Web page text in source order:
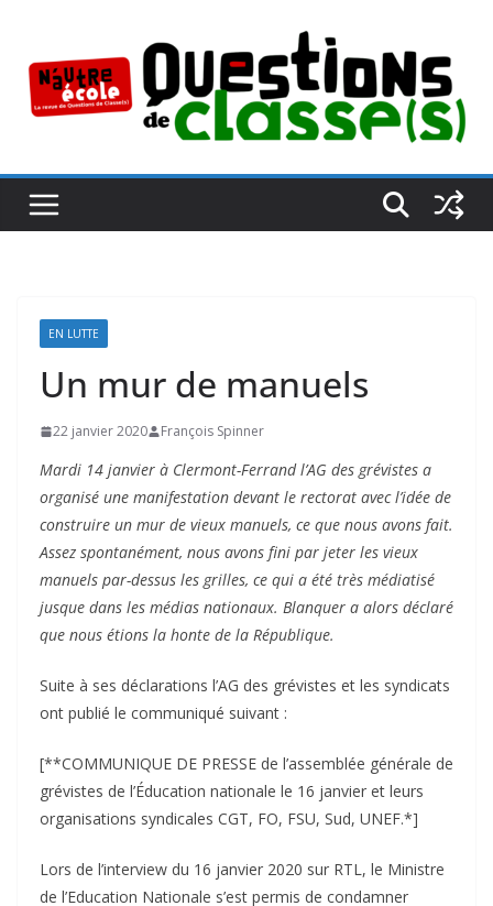
contenu
EN LUTTE
Un mur de manuels
22 janvier 2020 François Spinner
Mardi 14 janvier à Clermont-Ferrand l’AG des grévistes a
organisé une manifestation devant le rectorat avec l’idée de
construire un mur de vieux manuels, ce que nous avons fait.
Assez spontanément, nous avons fini par jeter les vieux
manuels par-dessus les grilles, ce qui a été très médiatisé
jusque dans les médias nationaux. Blanquer a alors déclaré
que nous étions la honte de la République.
Suite à ses déclarations l’AG des grévistes et les syndicats
ont publié le communiqué suivant :
[**COMMUNIQUE DE PRESSE de l’assemblée générale de
grévistes de l’Éducation nationale le 16 janvier et leurs
organisations syndicales CGT, FO, FSU, Sud, UNEF.*]
Lors de l’interview du 16 janvier 2020 sur RTL, le Ministre
de l’Education Nationale s’est permis de condamner